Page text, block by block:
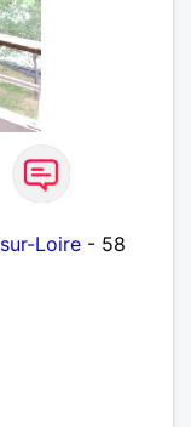
Loire - 58